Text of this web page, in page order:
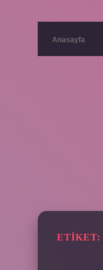
Anasayfa
ETIKET: